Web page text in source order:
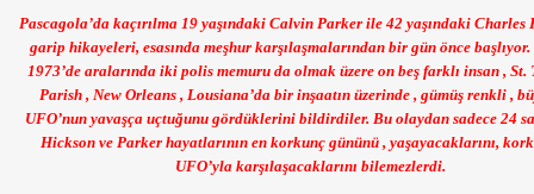
Pascagola’da kaçırılma 19 yaşındaki Calvin Parker ile 42 yaşındaki Charles
garip hikayeleri, esasında meşhur karşılaşmalarından bir gün önce
1973’de aralarında iki polis memuru da olmak üzere on beş farklı insan , St.
Parish , New Orleans , Lousiana’da bir inşaatın üzerinde , gümüş renkli ,
UFO’nun yavaşça uçtuğunu gördüklerini bildirdiler. Bu olaydan sadece 24
Hickson ve Parker hayatlarının en korkunç gününü , yaşayacaklarını,
UFO’yla karşılaşacaklarını bilemezlerdi.